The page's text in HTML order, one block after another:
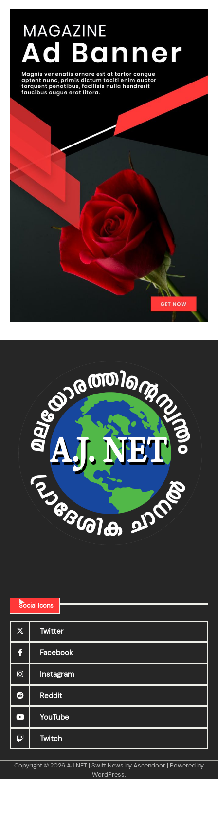
Social Icons
Twitter
Facebook
Instagram
Reddit
YouTube
Twitch
Copyright © 2026AJ NET | Swift News byAscendoor | Powered by
WordPress.